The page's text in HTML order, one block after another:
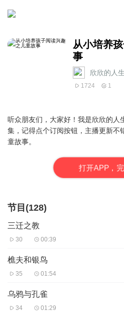
从小培养
事
欣欣的人
1724 1
听众朋友们，大家好！我是欣欣的人
集，记得点个订阅按钮，主播更新不
童故事。
打开APP，
节目(128)
三迁之教
30 00:39
樵夫和银鸟
35 01:54
乌鸦与孔雀
34 01:29